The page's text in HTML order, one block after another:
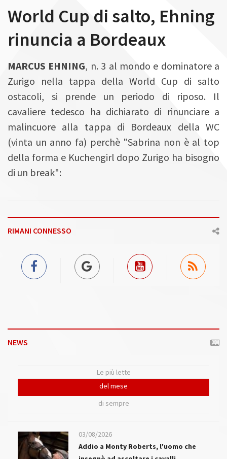
n
World Cup di salto, Ehning
rinuncia a Bordeaux
MARCUS EHNING, n. 3 al mondo e dominatore a
Zurigo nella tappa della World Cup di salto
ostacoli, si prende un periodo di riposo. Il
cavaliere tedesco ha dichiarato di rinunciare a
malincuore alla tappa di Bordeaux della WC
(vinta un anno fa) perchè "Sabrina non è al top
della forma e Kuchengirl dopo Zurigo ha bisogno
di un break":
RIMANI CONNESSO
NEWS
Le più lette
del mese
di sempre
03/08/2026
Addio a Monty Roberts, l'uomo che